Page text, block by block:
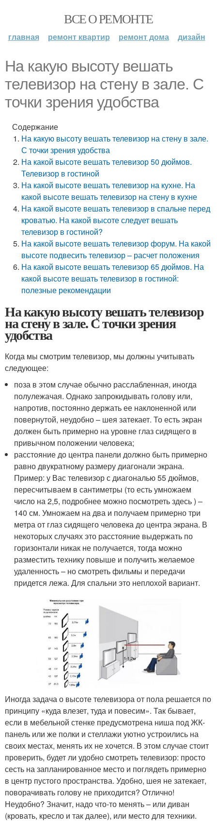
ВСЕ О РЕМОНТЕ
главная ремонт квартир ремонт дома дизайн
На какую высоту вешать
телевизор на стену в зале. С
точки зрения удобства
Содержание
На какую высоту вешать телевизор на стену в зале.
С точки зрения удобства
На какой высоте вешать телевизор 50 дюймов.
Телевизор в гостиной
На какой высоте вешать телевизор на кухне. На
какой высоте вешать телевизор на стену в кухне
На какой высоте вешать телевизор в спальне перед
кроватью. На какой высоте следует вешать
телевизор в гостиной?
На какой высоте вешать телевизор форум. На какой
высоте подвесить телевизор – расчет положения
На какой высоте вешать телевизор 65 дюймов. На
какой высоте вешать телевизор в гостиной:
полезные рекомендации
На какую высоту вешать телевизор
на стену в зале. С точки зрения
удобства
Когда мы смотрим телевизор, мы должны учитывать
следующее:
поза в этом случае обычно расслабленная, иногда
полулежачая. Однако запрокидывать голову или,
напротив, постоянно держать ее наклоненной или
повернутой, неудобно – шея затекает. То есть экран
должен быть примерно на уровне глаз сидящего в
привычном положении человека;
расстояние до центра панели должно быть примерно
равно двукратному размеру диагонали экрана.
Пример: у Вас телевизор с диагональю 55 дюймов,
пересчитываем в сантиметры (то есть умножаем
число на 2,5, подробнее можно посмотреть здесь ) –
140 см. Умножаем на два и получаем примерно три
метра от глаз сидящего человека до центра экрана. В
некоторых случаях это расстояние выдержать по
горизонтали никак не получается, тогда можно
разместить технику повыше и получить желаемое
удаленность – но смотреть фильмы и передачи
придется лежа. Для спальни это неплохой вариант.
Иногда задача о высоте телевизора от пола решается по
принципу «куда влезет, туда и повесим». Так бывает,
если в мебельной стенке предусмотрена ниша под ЖК-
панель или же полки и стеллажи уютно устроились на
своих местах, менять их не хочется. В этом случае стоит
проверить, будет ли удобно смотреть телевизор: просто
сесть на запланированное место и поглядеть примерно
в центр пустого пространства. Удобно, шея не затекает,
поворачивать голову не приходится? Отлично!
Неудобно? Значит, надо что-то менять – или диван
(кровать, кресло и так далее), или место для техники.